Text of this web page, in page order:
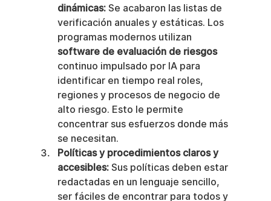
dinámicas: Se acabaron las listas de
verificación anuales y estáticas. Los
programas modernos utilizan
software de evaluación de riesgos
continuo impulsado por IA para
identificar en tiempo real roles,
regiones y procesos de negocio de
alto riesgo. Esto le permite
concentrar sus esfuerzos donde más
se necesitan.
Políticas y procedimientos claros y
accesibles: Sus políticas deben estar
redactadas en un lenguaje sencillo,
ser fáciles de encontrar para todos y